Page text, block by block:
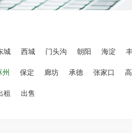
城 西城 门头沟 朝阳 海淀
州 保定 廊坊 承德 张家口
租 出售